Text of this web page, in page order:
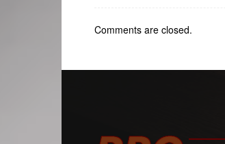
Comments are closed.